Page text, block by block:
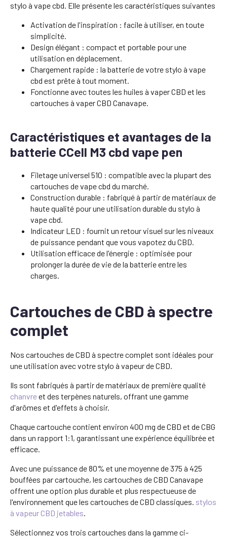
stylo à vape cbd. Elle présente les caractéristiques suivantes
Activation de l'inspiration : facile à utiliser, en toute
simplicité.
Design élégant : compact et portable pour une
utilisation en déplacement.
Chargement rapide : la batterie de votre stylo à vape
cbd est prête à tout moment.
Fonctionne avec toutes les huiles à vaper CBD et les
cartouches à vaper CBD Canavape.
Caractéristiques et avantages de la
batterie CCell M3 cbd vape pen
Filetage universel 510 : compatible avec la plupart des
cartouches de vape cbd du marché.
Construction durable : fabriqué à partir de matériaux de
haute qualité pour une utilisation durable du stylo à
vape cbd.
Indicateur LED : fournit un retour visuel sur les niveaux
de puissance pendant que vous vapotez du CBD.
Utilisation efficace de l'énergie : optimisée pour
prolonger la durée de vie de la batterie entre les
charges.
Cartouches de CBD à spectre
complet
Nos cartouches de CBD à spectre complet sont idéales pour
une utilisation avec votre stylo à vapeur de CBD.
Ils sont fabriqués à partir de matériaux de première qualité
chanvreet des terpènes naturels, offrant une gamme
d'arômes et d'effets à choisir.
Chaque cartouche contient environ 400 mg de CBD et de CBG
dans un rapport 1:1, garantissant une expérience équilibrée et
efficace.
Avec une puissance de 80% et une moyenne de 375 à 425
bouffées par cartouche, les cartouches de CBD Canavape
offrent une option plus durable et plus respectueuse de
l'environnement que les cartouches de CBD classiques. stylos
à vapeur CBD jetables.
Sélectionnez vos trois cartouches dans la gamme ci-